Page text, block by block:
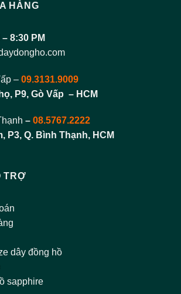
HÀNG
8:30 PM
– 09.3131.9009
P9, Gò Vấp – HCM
– 08.5767.2222
P3, Q. Bình Thạnh, HCM
TRỢ
dây đồng hồ
sapphire